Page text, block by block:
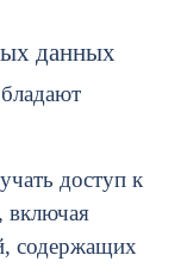
данных
доступ к
включая
содержащих